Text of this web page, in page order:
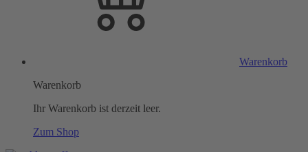
Warenkorb
Warenkorb
Ihr Warenkorb ist derzeit leer.
Zum Shop